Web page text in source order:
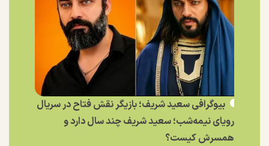
بیوگرافی سعید شریف؛ بازیگر نقش فتاح در سریال
رویای نیمه‌شب؛ سعید شریف چند سال دارد و
همسرش کیست؟